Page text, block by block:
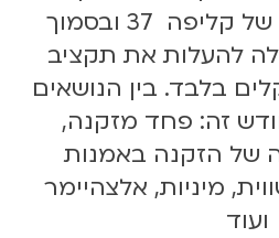
באירוע הפתיחה של קליפה 37 ובסמוך
להעלות את תקציב
בלבד. בין הנושאים
זה: פחד מזקנה,
של הזקנה באמנות
מיניות, אלצהיימר
ועוד